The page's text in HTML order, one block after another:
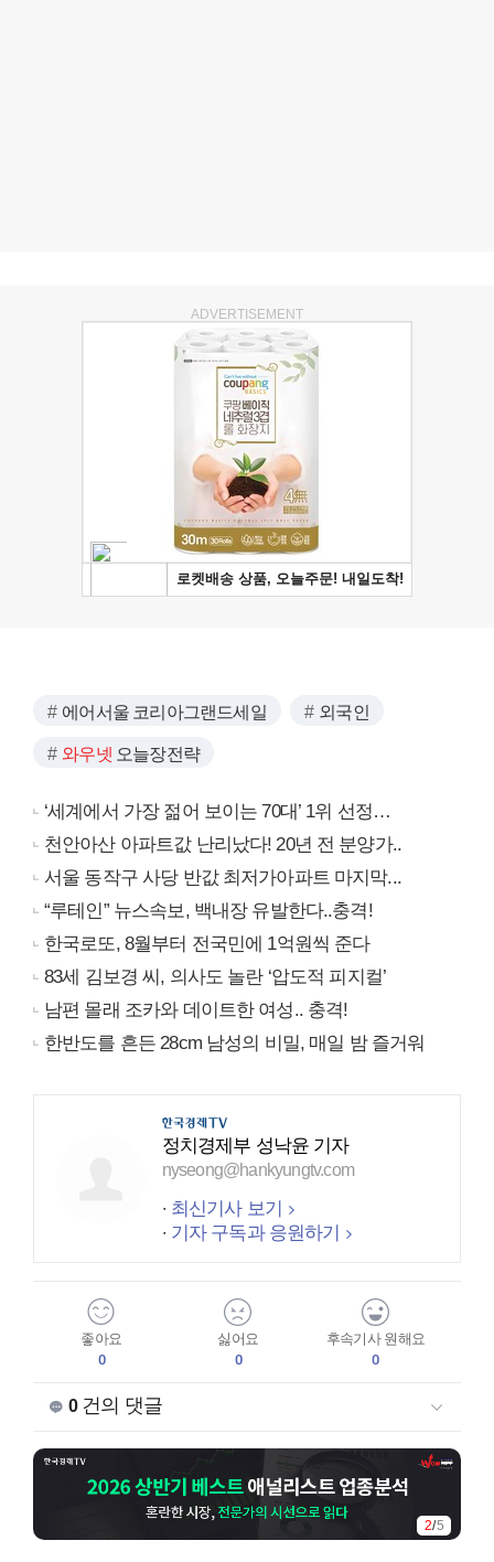
ADVERTISEMENT
에어서울 코리아그랜드세일 외국인
와우넷 오늘장전략
‘세계에서 가장 젊어 보이는 70대’ 1위 선정…
천안아산 아파트값 난리났다! 20년 전 분양가..
서울 동작구 사당 반값 최저가아파트 마지막...
“루테인” 뉴스속보, 백내장 유발한다..충격!
한국로또, 8월부터 전국민에 1억원씩 준다
83세 김보경 씨, 의사도 놀란 ‘압도적 피지컬’
남편 몰래 조카와 데이트한 여성.. 충격!
한반도를 흔든 28cm 남성의 비밀, 매일 밤 즐거워
정치경제부 성낙윤 기자
nyseong@hankyungtv.com
최신기사 보기
기자 구독과 응원하기
좋아요
0
싫어요
0
후속기사 원해요
0
0건의 댓글
2/5